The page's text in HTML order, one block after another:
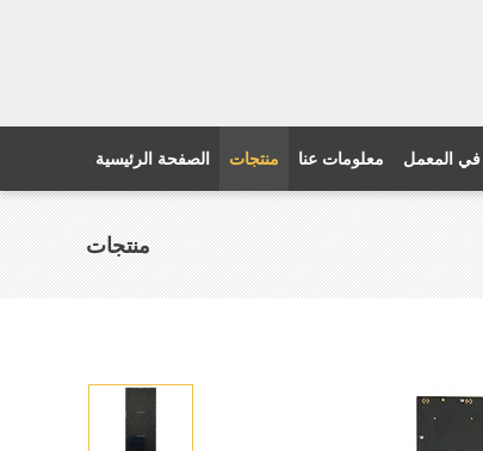
الصفحة الرئيسية منتجات معلومات عنا المعمل
منتجات